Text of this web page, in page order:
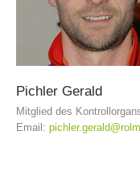
Jahresberichte
Pichler Gerald
Mitglied des
Email: